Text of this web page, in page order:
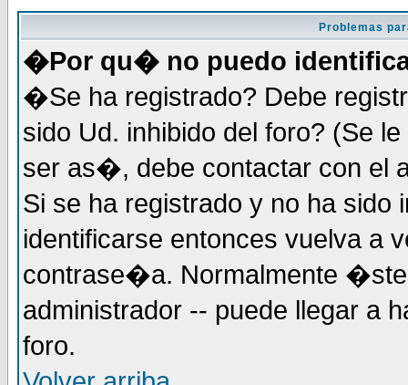
Problemas
�Por qu� no puedo
�Se ha registrado? Debe
sido Ud. inhibido del foro? (Se
ser as�, debe contactar con el
Si se ha registrado y no ha
identificarse entonces vuelva a
contrase�a. Normalmente
administrador -- puede llegar a
foro.